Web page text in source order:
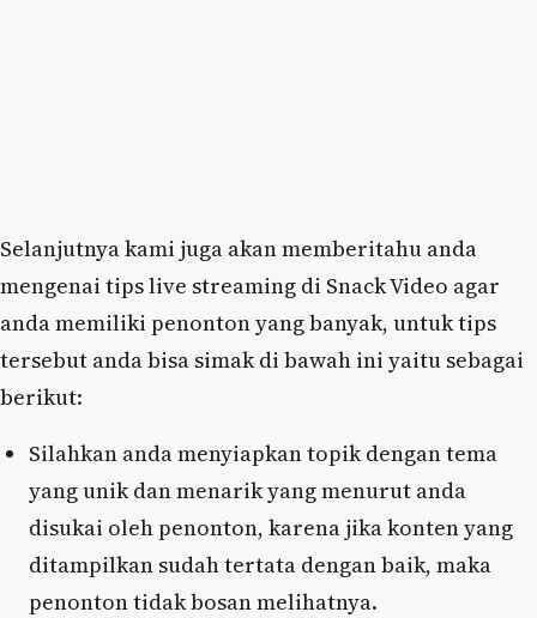
Selanjutnya kami juga akan memberitahu anda
mengenai tips live streaming di Snack Video agar
anda memiliki penonton yang banyak, untuk tips
tersebut anda bisa simak di bawah ini yaitu sebagai
berikut:
Silahkan anda menyiapkan topik dengan tema
yang unik dan menarik yang menurut anda
disukai oleh penonton, karena jika konten yang
ditampilkan sudah tertata dengan baik, maka
penonton tidak bosan melihatnya.